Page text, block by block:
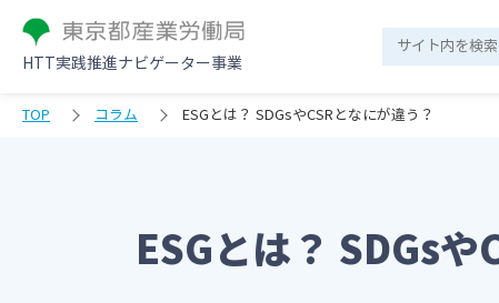
TOP コラム ESGとは？ SDGsやCSRとなにが違う？
ESGとは？ SDGsや
HTT実践推進ナビゲーター事業